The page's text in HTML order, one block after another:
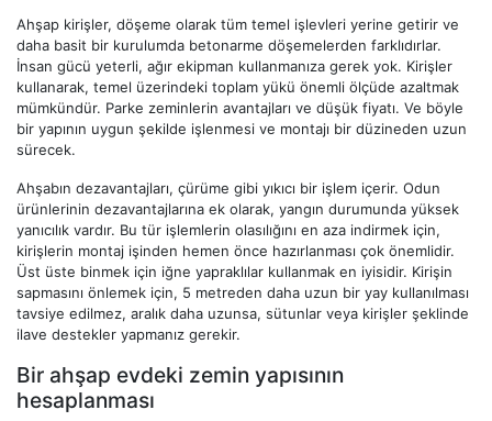
Ahşap kirişler, döşeme olarak tüm temel işlevleri yerine getirir ve
daha basit bir kurulumda betonarme döşemelerden farklıdırlar.
İnsan gücü yeterli, ağır ekipman kullanmanıza gerek yok. Kirişler
kullanarak, temel üzerindeki toplam yükü önemli ölçüde azaltmak
mümkündür. Parke zeminlerin avantajları ve düşük fiyatı. Ve böyle
bir yapının uygun şekilde işlenmesi ve montajı bir düzineden uzun
sürecek.
Ahşabın dezavantajları, çürüme gibi yıkıcı bir işlem içerir. Odun
ürünlerinin dezavantajlarına ek olarak, yangın durumunda yüksek
yanıcılık vardır. Bu tür işlemlerin olasılığını en aza indirmek için,
kirişlerin montaj işinden hemen önce hazırlanması çok önemlidir.
Üst üste binmek için iğne yapraklılar kullanmak en iyisidir. Kirişin
sapmasını önlemek için, 5 metreden daha uzun bir yay kullanılması
tavsiye edilmez, aralık daha uzunsa, sütunlar veya kirişler şeklinde
ilave destekler yapmanız gerekir.
Bir ahşap evdeki zemin yapısının
hesaplanması